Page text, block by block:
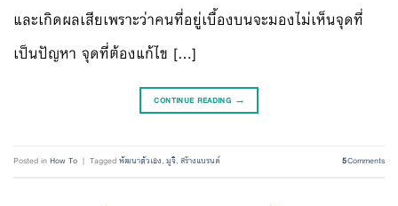
และเกิดผลเสียเพราะว่าคนที่อยู่เบื้องบนจะมองไม่เห็นจุดที่
เป็นปัญหา จุดที่ต้องแก้ไข […]
CONTINUE READING →
Posted inHow To | Taggedพัฒนาตัวเอง,มูจิ,สร้างแบรนด์ 5Comments